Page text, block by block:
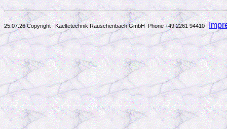
25.07.26 Copyright Kaeltetechnik Rauschenbach GmbHPhone +49 2261 94410